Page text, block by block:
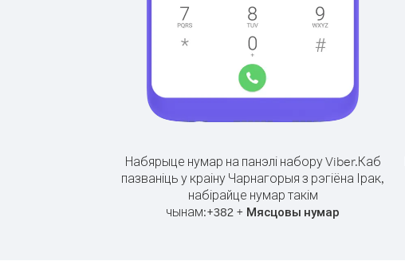
Набярыце нумар на панэлі набору Viber.Каб
пазваніць у краіну Чарнагорыя з рэгіёна Ірак,
набірайце нумар такім
чынам:+382 + Мясцовы нумар